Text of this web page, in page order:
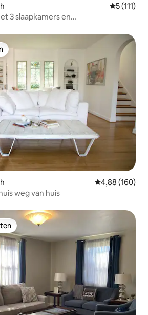
5 (111)
3 slaapkamers en
Gemiddelde
4,88 (160)
weg van huis